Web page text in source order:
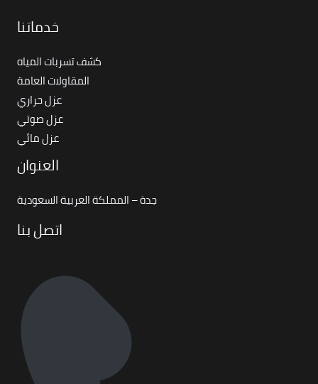
خدماتنا
كشف تسربات المياه
المقاولات العامة
عزل حراري
عزل صوتي
عزل مائي
العنوان
جدة – المملكة العربية السعودية
اتصل بنا